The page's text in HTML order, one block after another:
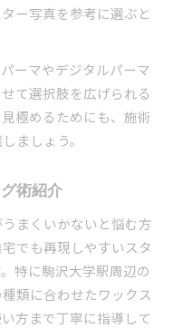
ー写真を参考に選ぶと
ーマやデジタルパーマ
て選択肢を広げられる
極めるためにも、施術
ましょう。
術紹介
まくいかないと悩む方
でも再現しやすいスタ
特に駒沢大学駅周辺の
類に合わせたワックス
方まで丁寧に指導して